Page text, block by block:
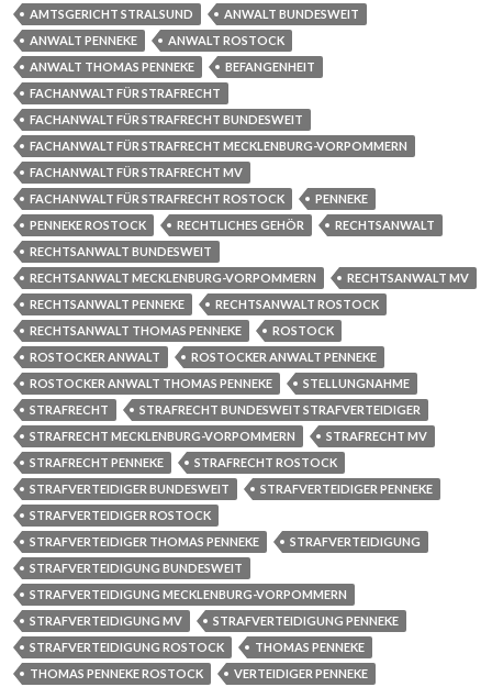
AMTSGERICHT STRALSUND
ANWALT BUNDESWEIT
ANWALT PENNEKE
ANWALT ROSTOCK
ANWALT THOMAS PENNEKE
BEFANGENHEIT
FACHANWALT FÜR STRAFRECHT
FACHANWALT FÜR STRAFRECHT BUNDESWEIT
FACHANWALT FÜR STRAFRECHT MECKLENBURG-VORPOMMERN
FACHANWALT FÜR STRAFRECHT MV
FACHANWALT FÜR STRAFRECHT ROSTOCK
PENNEKE
PENNEKE ROSTOCK
RECHTLICHES GEHÖR
RECHTSANWALT
RECHTSANWALT BUNDESWEIT
RECHTSANWALT MECKLENBURG-VORPOMMERN
RECHTSANWALT MV
RECHTSANWALT PENNEKE
RECHTSANWALT ROSTOCK
RECHTSANWALT THOMAS PENNEKE
ROSTOCK
ROSTOCKER ANWALT
ROSTOCKER ANWALT PENNEKE
ROSTOCKER ANWALT THOMAS PENNEKE
STELLUNGNAHME
STRAFRECHT
STRAFRECHT BUNDESWEIT STRAFVERTEIDIGER
STRAFRECHT MECKLENBURG-VORPOMMERN
STRAFRECHT MV
STRAFRECHT PENNEKE
STRAFRECHT ROSTOCK
STRAFVERTEIDIGER BUNDESWEIT
STRAFVERTEIDIGER PENNEKE
STRAFVERTEIDIGER ROSTOCK
STRAFVERTEIDIGER THOMAS PENNEKE
STRAFVERTEIDIGUNG
STRAFVERTEIDIGUNG BUNDESWEIT
STRAFVERTEIDIGUNG MECKLENBURG-VORPOMMERN
STRAFVERTEIDIGUNG MV
STRAFVERTEIDIGUNG PENNEKE
STRAFVERTEIDIGUNG ROSTOCK
THOMAS PENNEKE
THOMAS PENNEKE ROSTOCK
VERTEIDIGER PENNEKE